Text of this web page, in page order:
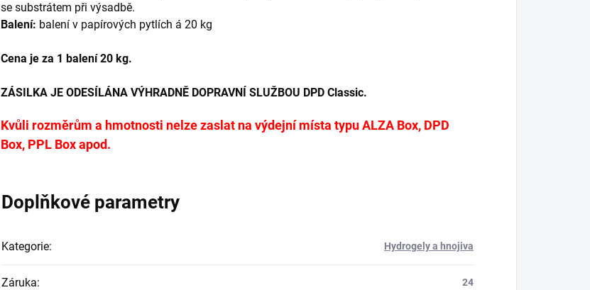
se substrátem při výsadbě.
Balení: balení v papírových pytlích á 20 kg
Cena je za 1 balení 20 kg.
ZÁSILKA JE ODESÍLÁNA VÝHRADNĚ DOPRAVNÍ SLUŽBOU DPD Classic.
Kvůli rozměrům a hmotnosti nelze zaslat na výdejní místa typu ALZA Box, DPD
Box, PPL Box apod.
Doplňkové parametry
Kategorie: Hydrogely a hnojiva
Záruka: 24